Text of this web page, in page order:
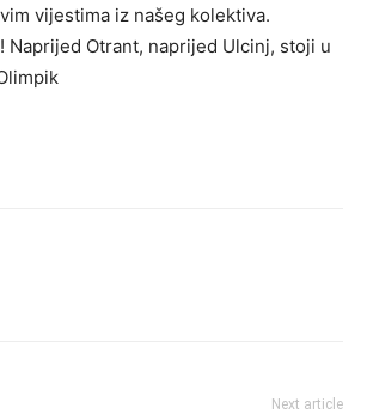
vijestima iz našeg kolektiva.
Naprijed Otrant, naprijed Ulcinj, stoji u
Next article